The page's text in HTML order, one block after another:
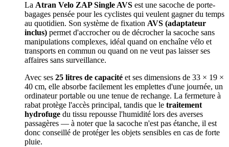
La Atran Velo ZAP Single AVS est une sacoche de porte-
bagages pensée pour les cyclistes qui veulent gagner du temps
au quotidien. Son système de fixation AVS (adaptateur
inclus) permet d'accrocher ou de décrocher la sacoche sans
manipulations complexes, idéal quand on enchaîne vélo et
transports en commun ou quand on ne veut pas laisser ses
affaires sans surveillance.
Avec ses 25 litres de capacité et ses dimensions de 33 × 19 ×
40 cm, elle absorbe facilement les emplettes d'une journée, un
ordinateur portable ou une tenue de rechange. La fermeture à
rabat protège l'accès principal, tandis que le traitement
hydrofuge du tissu repousse l'humidité lors des averses
passagères — à noter que la sacoche n'est pas étanche, il est
donc conseillé de protéger les objets sensibles en cas de forte
pluie.